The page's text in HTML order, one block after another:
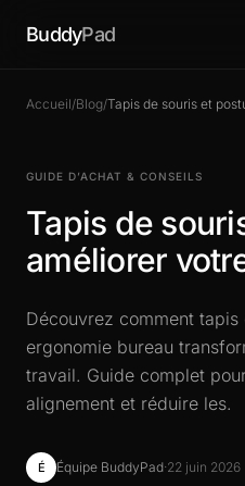
BuddyPad
Accueil/Blog/Tapis de souris et
GUIDE D’ACHAT & CONSEILS
Tapis de
améliorer
Découvrez comment
ergonomie bureau
travail. Guide complet
alignement et réduire les.
É Équipe BuddyPad·22 juin 2026